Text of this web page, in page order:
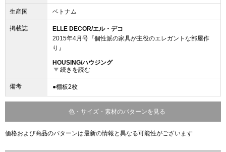
生産国 ベトナム
掲載誌
ELLE DECOR/エル・デコ
2015年4月号『個性派の家具が主役のエレガントな部屋作
り』
HOUSING/ハウジング
2016年8月号『メゾン・エ・オブジェに見る最新インテリア
続きを読む
備考 ●棚板2枚
色・サイズ・素材のパターンを見る
価格および商品のパターンは最新の情報と異なる可能性がございます